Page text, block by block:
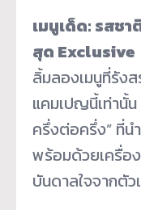
เมนูเด็ด: รสช
สุด Exclusive
ลิ้มลองเมนูที่รัง
แคมเปญนี้เท่านั้
ครึ่งต่อครึ่ง” ที่น
พร้อมด้วยเครื่อ
บันดาลใจจากตัว